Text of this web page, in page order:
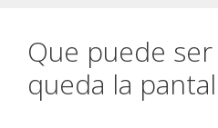
Que puede
queda la